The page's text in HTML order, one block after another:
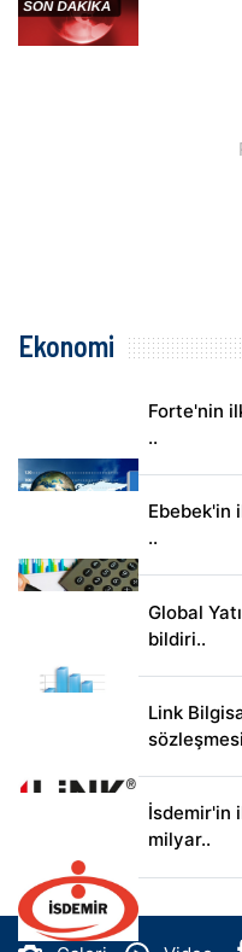
Ekonomi
Forte'nin
..
Ebebek'in
..
Global
bildiri..
Link
İsdemir'in
milyar..